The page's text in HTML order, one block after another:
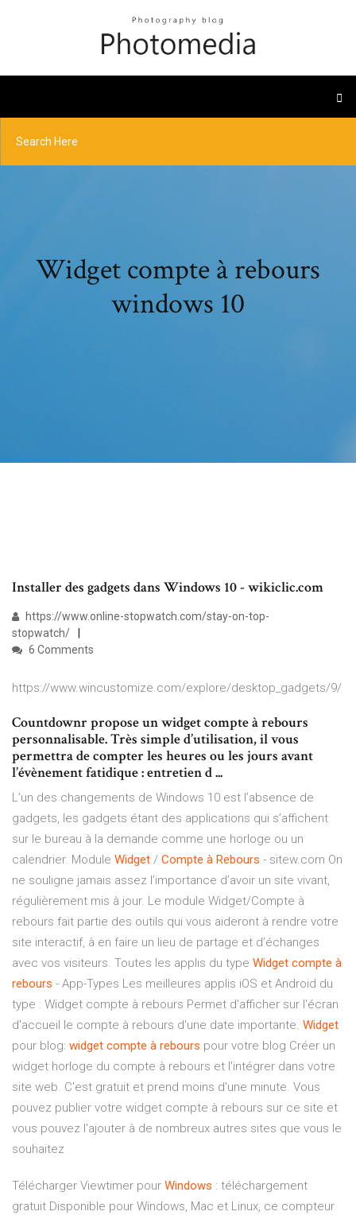
Widget compte à rebours
windows 10
Installer des gadgets dans Windows 10 - wikiclic.com
https://www.online-stopwatch.com/stay-on-top-
stopwatch/
6 Comments
https://www.wincustomize.com/explore/desktop_gadgets/9/
Countdownr propose un widget compte à rebours
personnalisable. Très simple d’utilisation, il vous
permettra de compter les heures ou les jours avant
l’évènement fatidique : entretien d ...
L’un des changements de Windows 10 est l’absence de
gadgets, les gadgets étant des applications qui s’affichent
sur le bureau à la demande comme une horloge ou un
calendrier. Module Widget / Compte à Rebours - sitew.com On
ne souligne jamais assez l’importance d’avoir un site vivant,
régulièrement mis à jour. Le module Widget/Compte à
rebours fait partie des outils qui vous aideront à rendre votre
site interactif, à en faire un lieu de partage et d’échanges
avec vos visiteurs. Toutes les applis du type Widget compte à
rebours - App-Types Les meilleures applis iOS et Android du
type : Widget compte à rebours Permet d'afficher sur l'écran
d'accueil le compte à rebours d'une date importante. Widget
pour blog: widget compte à rebours pour votre blog Créer un
widget horloge du compte à rebours et l'intégrer dans votre
site web. C'est gratuit et prend moins d'une minute. Vous
pouvez publier votre widget compte à rebours sur ce site et
vous pouvez l'ajouter à de nombreux autres sites que vous le
souhaitez
Télécharger Viewtimer pour Windows : téléchargement
gratuit Disponible pour Windows, Mac et Linux, ce compteur